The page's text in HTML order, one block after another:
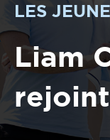
LES
Liam